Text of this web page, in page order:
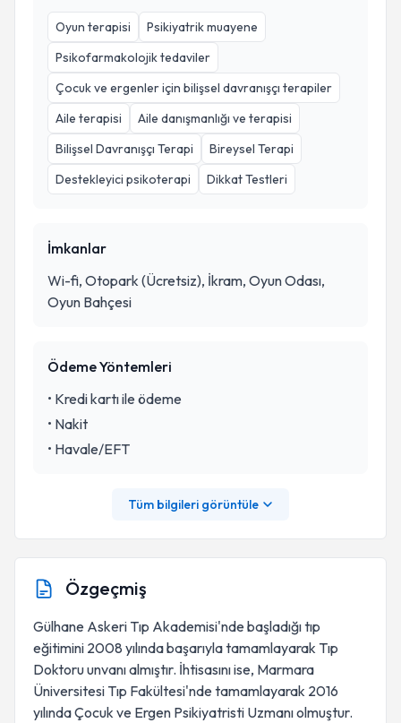
Oyun terapisi
Psikiyatrik muayene
Psikofarmakolojik tedaviler
Çocuk ve ergenler için bilişsel davranışçı terapiler
Aile terapisi
Aile danışmanlığı ve terapisi
Bilişsel Davranışçı Terapi
Bireysel Terapi
Destekleyici psikoterapi
Dikkat Testleri
İmkanlar
Wi-fi, Otopark (Ücretsiz), İkram, Oyun Odası,
Oyun Bahçesi
Ödeme Yöntemleri
• Kredi kartı ile ödeme
• Nakit
• Havale/EFT
Tüm bilgileri görüntüle
Özgeçmiş
Gülhane Askeri Tıp Akademisi'nde başladığı tıp
eğitimini 2008 yılında başarıyla tamamlayarak Tıp
Doktoru unvanı almıştır. İhtisasını ise, Marmara
Üniversitesi Tıp Fakültesi'nde tamamlayarak 2016
yılında Çocuk ve Ergen Psikiyatristi Uzmanı olmuştur.